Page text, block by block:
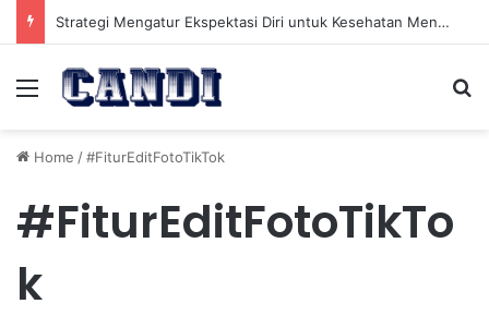
Strategi Mengatur Ekspektasi Diri untuk Kesehatan Mental yang Lebih Seimbang
Menu
Home /#FiturEditFotoTikTok
#FiturEditFotoTikTo
k